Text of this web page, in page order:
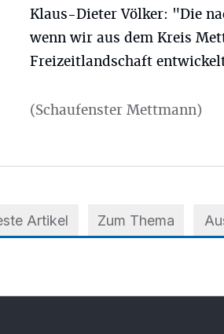
Klaus-Dieter Völker: "Die
wenn wir aus dem Kreis
Freizeitlandschaft
(Schaufenster Mettmann)
Artikel Zum Thema